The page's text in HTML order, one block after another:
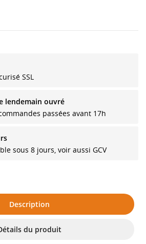
SSL
lendemain ouvré
passées avant 17h
sous 8 jours, voir aussi GCV
Description
du produit